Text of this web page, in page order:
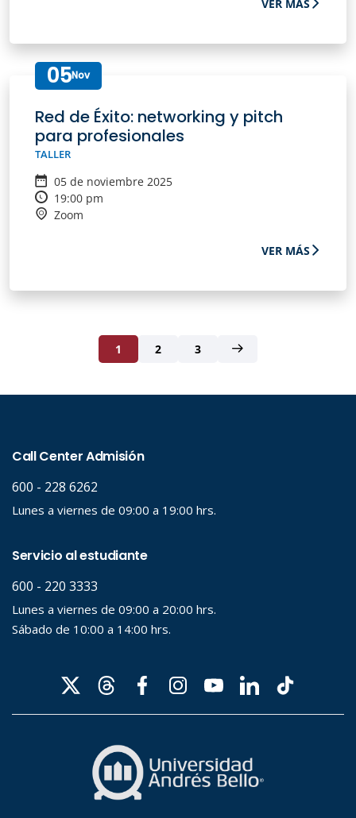
VER MÁS
05Nov
Red de Éxito: networking y pitch
para profesionales
TALLER
05 de noviembre 2025
19:00 pm
Zoom
VER MÁS
1 2 3